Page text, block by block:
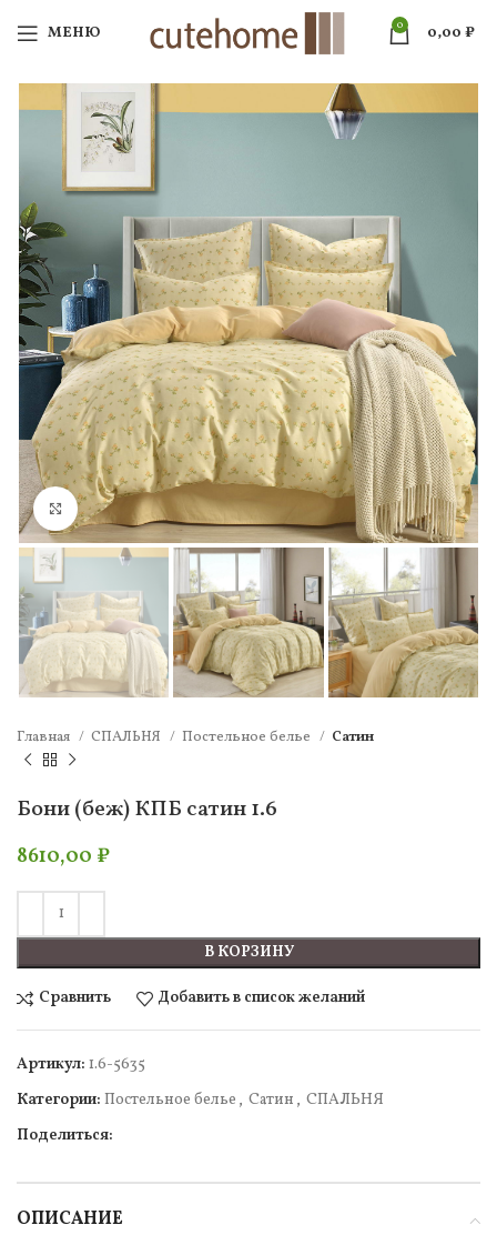
МЕНЮ 0 0,00 ₽
Нажмите, чтобы увеличить
Главная СПАЛЬНЯ Постельное белье Сатин
Бони (беж) КПБ сатин 1.6
8610,00 ₽
В КОРЗИНУ
Сравнить Добавить в список желаний
Артикул: 1.6-5635
Категории: Постельное белье , Сатин , СПАЛЬНЯ
Поделиться:
ОПИСАНИЕ